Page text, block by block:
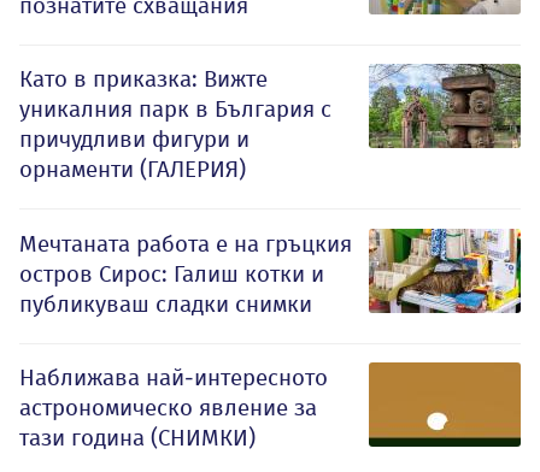
Като в приказка: Вижте
уникалния парк в България с
причудливи фигури и
орнаменти (ГАЛЕРИЯ)
Мечтаната работа е на гръцкия
остров Сирос: Галиш котки и
публикуваш сладки снимки
Наближава най-интересното
астрономическо явление за
тази година (СНИМКИ)